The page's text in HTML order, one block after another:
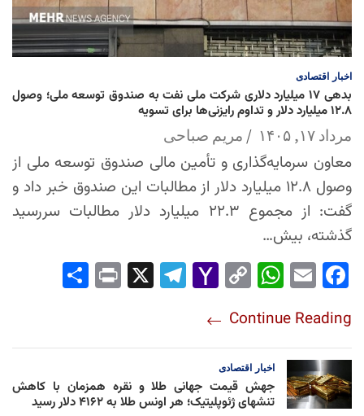
اخبار اقتصادی
بدهی ۱۷ میلیارد دلاری شرکت ملی نفت به صندوق توسعه ملی؛ وصول
۱۲.۸ میلیارد دلار و تداوم رایزنی‌ها برای تسویه
مرداد ۱۷, ۱۴۰۵ مریم صباحی
معاون سرمایه‌گذاری و تأمین مالی صندوق توسعه ملی از
وصول ۱۲.۸ میلیارد دلار از مطالبات این صندوق خبر داد و
گفت: از مجموع ۲۲.۳ میلیارد دلار مطالبات سررسید
گذشته، بیش…
Fac
ok
Em
Wh
Ap
p
Co
Lin
k
Yah
l
Tel
Pri
Continue Reading
اخبار اقتصادی
جهش قیمت جهانی طلا و نقره همزمان با کاهش
تنشهای ژئوپلیتیک؛ هر اونس طلا به ۴۱۶۲ دلار رسید